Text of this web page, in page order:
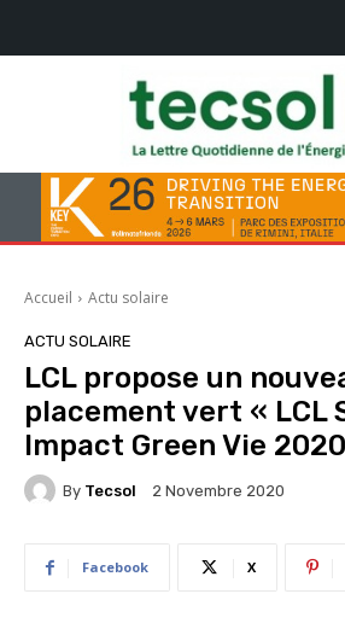
Accueil Actu solaire
ACTU SOLAIRE
LCL propose un
placement vert « LCL
Impact Green Vie
By Tecsol 2 Novembre 2020
Facebook X